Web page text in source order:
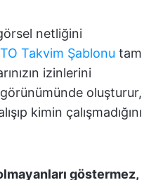
netliğini
Takvim Şablonu tam
izinlerini
oluşturur,
kimin çalışmadığını
göstermez,